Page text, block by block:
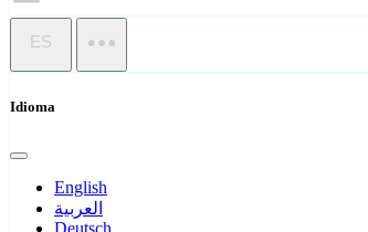
ES
Idioma
English
العربية